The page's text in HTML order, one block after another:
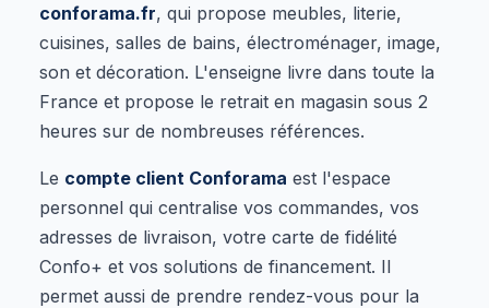
conforama.fr, qui propose meubles, literie,
cuisines, salles de bains, électroménager, image,
son et décoration. L'enseigne livre dans toute la
France et propose le retrait en magasin sous 2
heures sur de nombreuses références.
Le compte client Conforama est l'espace
personnel qui centralise vos commandes, vos
adresses de livraison, votre carte de fidélité
Confo+ et vos solutions de financement. Il
permet aussi de prendre rendez-vous pour la